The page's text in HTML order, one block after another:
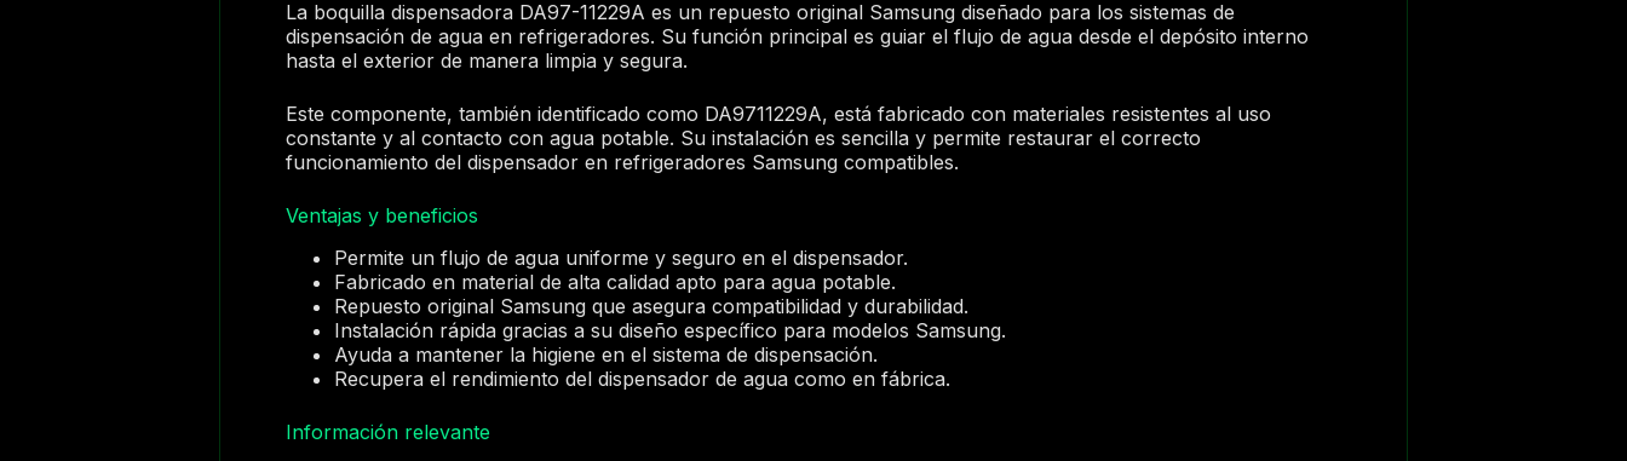
La boquilla dispensadora DA97-11229A es un repuesto original Samsung diseñado para los sistemas de
dispensación de agua en refrigeradores. Su función principal es guiar el flujo de agua desde el depósito interno
hasta el exterior de manera limpia y segura.
Este componente, también identificado como DA9711229A, está fabricado con materiales resistentes al uso
constante y al contacto con agua potable. Su instalación es sencilla y permite restaurar el correcto
funcionamiento del dispensador en refrigeradores Samsung compatibles.
Ventajas y beneficios
Permite un flujo de agua uniforme y seguro en el dispensador.
Fabricado en material de alta calidad apto para agua potable.
Repuesto original Samsung que asegura compatibilidad y durabilidad.
Instalación rápida gracias a su diseño específico para modelos Samsung.
Ayuda a mantener la higiene en el sistema de dispensación.
Recupera el rendimiento del dispensador de agua como en fábrica.
Información relevante